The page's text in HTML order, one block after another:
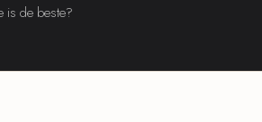
is de beste?